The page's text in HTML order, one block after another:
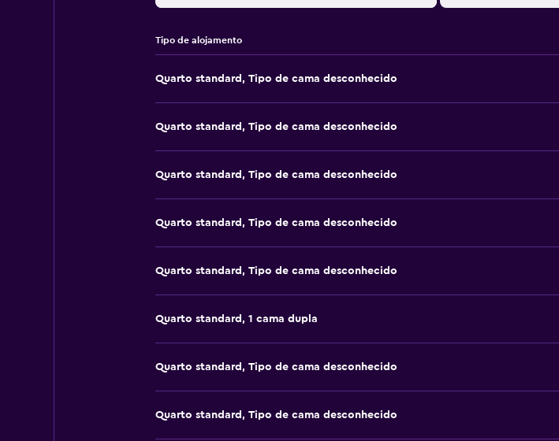
Tipo de alojamento
Quarto standard, Tipo de cama desconhecido
Quarto standard, Tipo de cama desconhecido
Quarto standard, Tipo de cama desconhecido
Quarto standard, Tipo de cama desconhecido
Quarto standard, Tipo de cama desconhecido
Quarto standard, 1 cama dupla
Quarto standard, Tipo de cama desconhecido
Quarto standard, Tipo de cama desconhecido